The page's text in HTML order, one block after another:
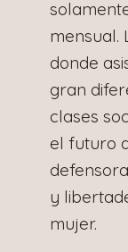
mensual.
donde
gran
clases
el futuro
y
mujer.